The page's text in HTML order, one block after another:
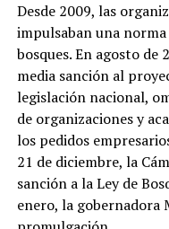
Desde 2009, las
impulsaban una
bosques. En agosto de
media sanción al
legislación nacional,
de organizaciones y
los pedidos
21 de diciembre, la
sanción a la Ley de
enero, la gobernadora